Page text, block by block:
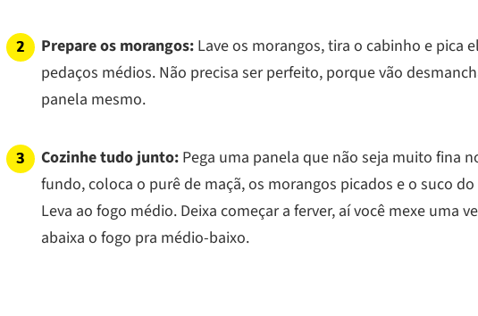
Prepare os morangos: Lave os morangos, tira o cabinho e pica
pedaços médios. Não precisa ser perfeito, porque vão
panela mesmo.
Cozinhe tudo junto: Pega uma panela que não seja muito fina
fundo, coloca o purê de maçã, os morangos picados e o suco
Leva ao fogo médio. Deixa começar a ferver, aí você mexe uma
abaixa o fogo pra médio-baixo.